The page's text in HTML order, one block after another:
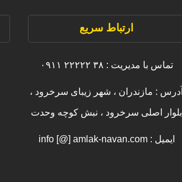
ارتباط سریع
تماس با مدیریت : ۳۸ ۲۲۲۲۲ ۰۹۱۱
آدرس : مازندران ، شهر زیبای سرخرود ،
بلوار اصلی سرخرود ، نبش کوچه وحدت
ایمیل : info [@] amlak-navan.com